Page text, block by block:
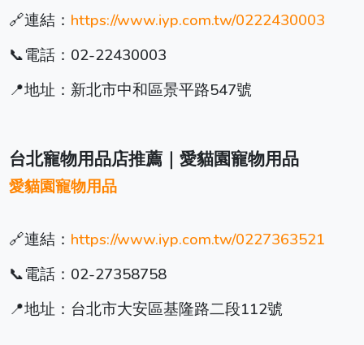
🔗連結： https://www.iyp.com.tw/0222430003
📞電話：02-22430003
📍地址：新北市中和區景平路547號
台北寵物用品店推薦｜愛貓園寵物用品
愛貓園寵物用品
🔗連結： https://www.iyp.com.tw/0227363521
📞電話：02-27358758
📍地址：台北市大安區基隆路二段112號